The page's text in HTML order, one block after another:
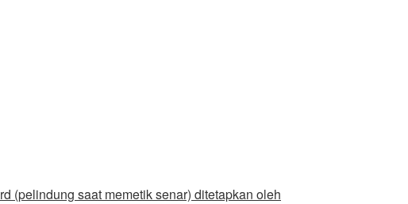
(pelindung saat memetik senar) ditetapkan oleh